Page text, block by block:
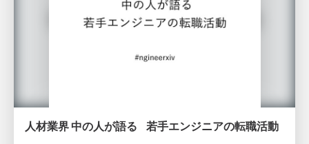
人材業界 中の人が語る 若手エンジニアの転職活動